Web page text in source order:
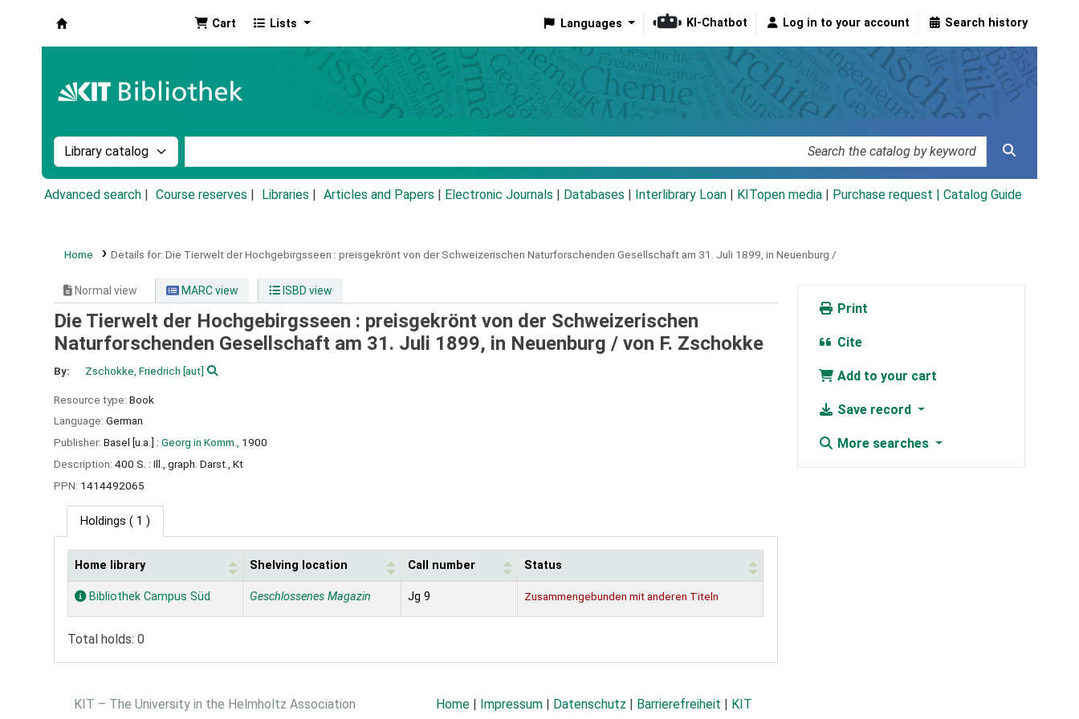
Cart Lists Languages KI-Chatbot Log in to your account Search history
Search the catalog by:
Advanced search Course reserves Libraries Articles and Papers Electronic Journals Databases Interlibrary Loan KITopen media Purchase request | Catalog Guide
Home Details for: Die Tierwelt der Hochgebirgsseen : preisgekrönt von der Schweizerischen Naturforschenden Gesellschaft am 31. Juli 1899, in Neuenburg /
Normal view MARC view ISBD view
Die Tierwelt der Hochgebirgsseen : preisgekrönt von der Schweizerischen
Naturforschenden Gesellschaft am 31. Juli 1899, in Neuenburg / von F. Zschokke
By: Zschokke, Friedrich [aut]
Resource type: Book
Language: German
Publisher: Basel [u.a.] : Georg in Komm.,
1900
Description: 400 S. : Ill., graph. Darst., Kt
PPN: 1414492065
Holdings ( 1 )
Holdings
Home library Shelving location Call number Status
Bibliothek Campus Süd Geschlossenes Magazin Jg 9 Zusammengebunden mit anderen Titeln
Total holds: 0
Print
Cite
Add to your cart
Save record
More searches
KIT – The University in the Helmholtz Association Home | Impressum | Datenschutz | Barrierefreiheit | KIT